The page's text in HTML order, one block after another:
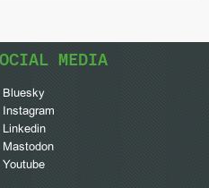
MEDIA
Bluesky
Instagram
Linkedin
Mastodon
Youtube